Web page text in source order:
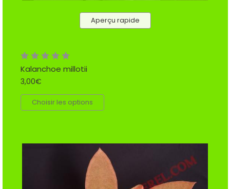
Aperçu rapide
Kalanchoe millotii
3,00€
Choisir les options